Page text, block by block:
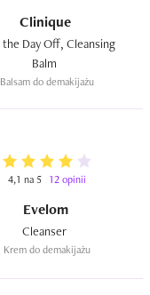
Clinique
the Day Off, Cleansing
Balsam do demakijażu
4,1 na 5 12 opinii
Evelom
Krem do demakijażu